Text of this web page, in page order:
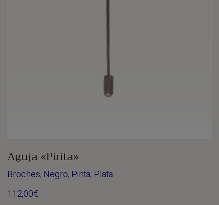
Aguja «Pirita»
Broches, Negro, Pirita, Plata
112,00€